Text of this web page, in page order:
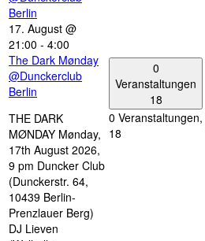
Berlin
17. August @
21:00 - 4:00
The Dark Mønday
@Dunckerclub
Berlin
THE DARK
MØNDAY Mønday,
17th August 2026,
9 pm Duncker Club
(Dunckerstr. 64,
10439 Berlin-
Prenzlauer Berg)
DJ Lieven
0
Veranstaltungen
18
0 Veranstaltungen,
18